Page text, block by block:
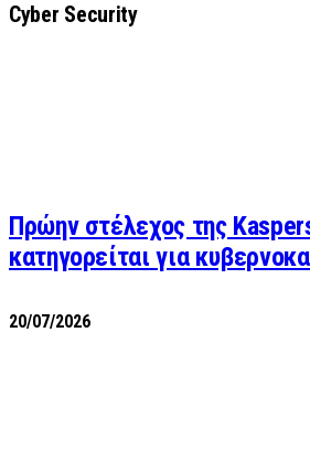
Cyber Security
Πρώην στέλεχος της
κατηγορείται για
20/07/2026